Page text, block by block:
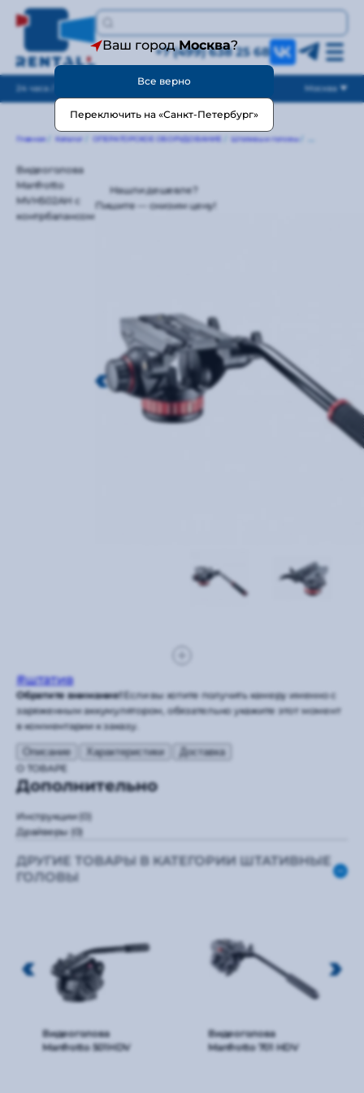
+7 (499) 638 25 68
24 часа / без выходных Москва
Главная Каталог ОПЕРАТОРСКОЕ ОБОРУДОВАНИЕ Штативы и головы
Видеоголова
Manfrotto
MVH502AH с
контрбалансом
Нашли дешевле?
Пишите — снизим цену!
#штатив
Обратите внимание!Если вы хотите получить камеру именно с
заряженным аккумулятором, обязательно укажите этот момент
в комментарии к заказу.
Описание Характеристики
Доставка
О ТОВАРЕ
Дополнительно
Инструкции(0)
Драйверы (0)
ДРУГИЕ ТОВАРЫ В КАТЕГОРИИ ШТАТИВНЫЕ
ГОЛОВЫ
Видеоголова
Manfrotto 501HDV
Видеоголова
Manfrotto 701 HDV
Ваш городМосква?
Все верно
Переключить на «Санкт-Петербург»